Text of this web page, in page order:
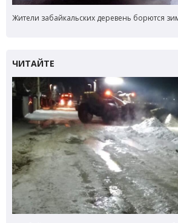
Жители забайкальских деревень борются